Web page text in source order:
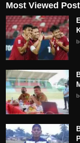
Most Viewed